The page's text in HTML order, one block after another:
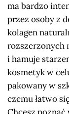
ma bardzo
przez osoby z
kolagen
rozszerzonych
i hamuje
kosmetyk w
pakowany w
czemu łatwo